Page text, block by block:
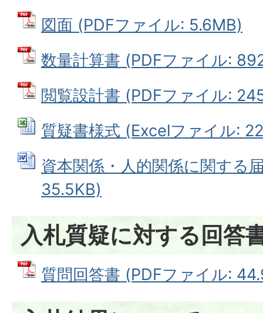
図面 (PDFファイル: 5.6MB)
数量計算書 (PDFファイル:
閲覧設計書 (PDFファイル:
質疑書様式 (Excelファイル:
資本関係・人的関係に関する
35.5KB)
入札質疑に対する回答
質問回答書 (PDFファイル: